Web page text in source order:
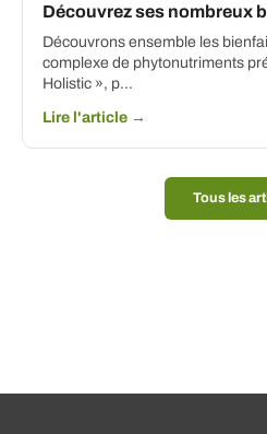
Découvrez ses nombreux
Découvrons ensemble les
complexe de phytonutriments
Holistic », p...
Lire l'article →
Tous les